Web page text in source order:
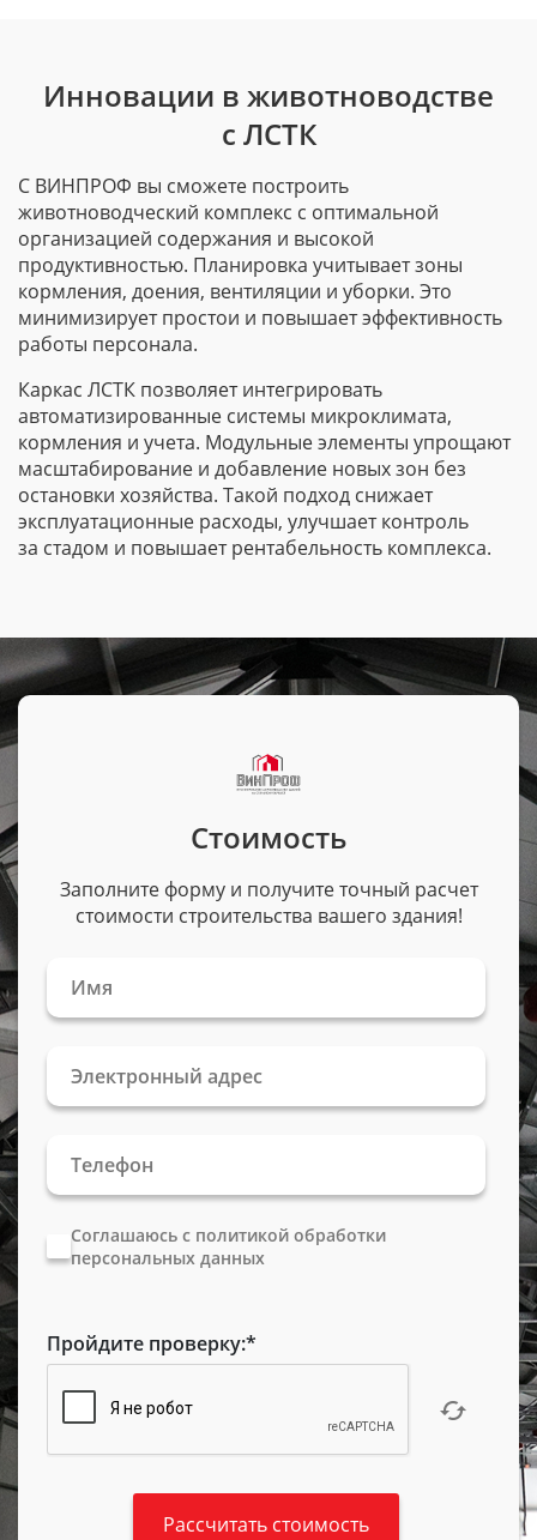
Инновации в животноводстве
с ЛСТК
С ВИНПРОФ вы сможете построить
животноводческий комплекс с оптимальной
организацией содержания и высокой
продуктивностью. Планировка учитывает зоны
кормления, доения, вентиляции и уборки. Это
минимизирует простои и повышает эффективность
работы персонала.
Каркас ЛСТК позволяет интегрировать
автоматизированные системы микроклимата,
кормления и учета. Модульные элементы упрощают
масштабирование и добавление новых зон без
остановки хозяйства. Такой подход снижает
эксплуатационные расходы, улучшает контроль
за стадом и повышает рентабельность комплекса.
Стоимость
Заполните форму и получите точный расчет
стоимости строительства вашего здания!
Соглашаюсь с политикой обработки
персональных данных
Пройдите проверку:*